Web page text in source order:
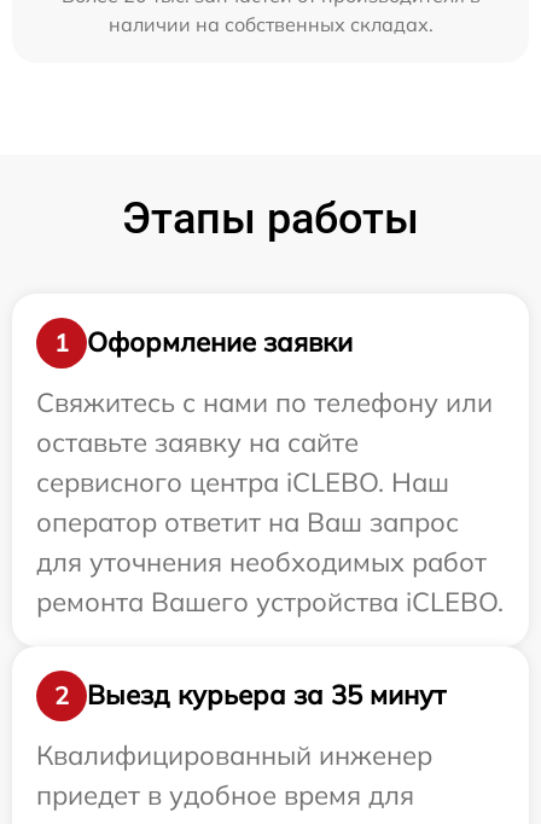
наличии на собственных складах.
Этапы работы
1
Оформление заявки
Свяжитесь с нами по телефону или
оставьте заявку на сайте
сервисного центра iCLEBO. Наш
оператор ответит на Ваш запрос
для уточнения необходимых работ
ремонта Вашего устройства iCLEBO.
2
Выезд курьера за 35 минут
Квалифицированный инженер
приедет в удобное время для